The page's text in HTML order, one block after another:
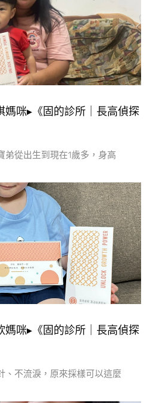
媽咪▸《固的診所｜長高偵探
弟從出生到現在1歲多，身高
媽咪▸《固的診所｜長高偵探
、不流淚，原來採樣可以這麼